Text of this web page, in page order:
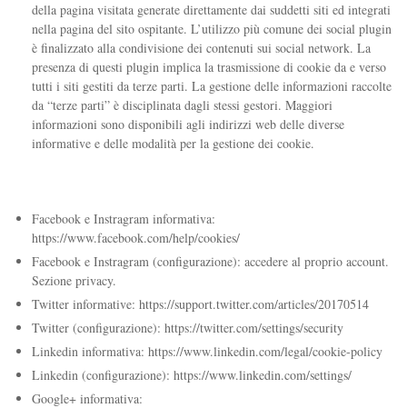
della pagina visitata generate direttamente dai suddetti siti ed integrati
nella pagina del sito ospitante. L’utilizzo più comune dei social plugin
è finalizzato alla condivisione dei contenuti sui social network. La
presenza di questi plugin implica la trasmissione di cookie da e verso
tutti i siti gestiti da terze parti. La gestione delle informazioni raccolte
da “terze parti” è disciplinata dagli stessi gestori. Maggiori
informazioni sono disponibili agli indirizzi web delle diverse
informative e delle modalità per la gestione dei cookie.
Facebook e Instragram informativa:
https://www.facebook.com/help/cookies/
Facebook e Instragram (configurazione): accedere al proprio account.
Sezione privacy.
Twitter informative: https://support.twitter.com/articles/20170514
Twitter (configurazione): https://twitter.com/settings/security
Linkedin informativa: https://www.linkedin.com/legal/cookie-policy
Linkedin (configurazione): https://www.linkedin.com/settings/
Google+ informativa: